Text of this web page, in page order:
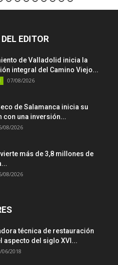
EDITOR
de Valladolid inicia la
integral del Camino Viejo...
07/08/2026
de Salamanca inicia su
con una inversión...
08/2026
más de 3,8 millones de
08/2026
técnica de restauración
aspecto del siglo XVI...
06/2018